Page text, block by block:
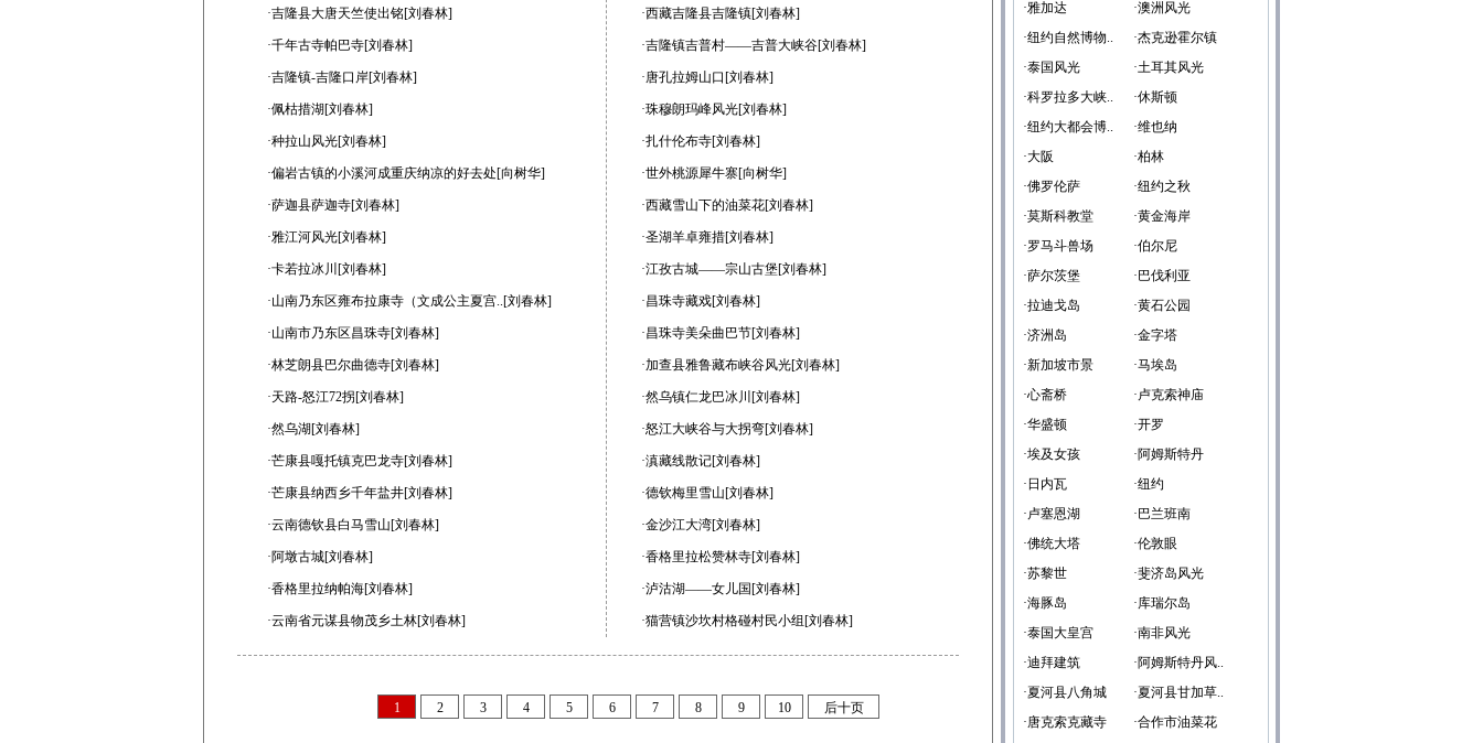
·吉隆县大唐天竺使出铭[刘春林]
·千年古寺帕巴寺[刘春林]
·吉隆镇-吉隆口岸[刘春林]
·佩枯措湖[刘春林]
·种拉山风光[刘春林]
·偏岩古镇的小溪河成重庆纳凉的好去处[向树华]
·萨迦县萨迦寺[刘春林]
·雅江河风光[刘春林]
·卡若拉冰川[刘春林]
·山南乃东区雍布拉康寺（文成公主夏宫..[刘春林]
·山南市乃东区昌珠寺[刘春林]
·林芝朗县巴尔曲德寺[刘春林]
·天路-怒江72拐[刘春林]
·然乌湖[刘春林]
·芒康县嘎托镇克巴龙寺[刘春林]
·芒康县纳西乡千年盐井[刘春林]
·云南德钦县白马雪山[刘春林]
·阿墩古城[刘春林]
·香格里拉纳帕海[刘春林]
·云南省元谋县物茂乡土林[刘春林]
·西藏吉隆县吉隆镇[刘春林]
·吉隆镇吉普村——吉普大峡谷[刘春林]
·唐孔拉姆山口[刘春林]
·珠穆朗玛峰风光[刘春林]
·扎什伦布寺[刘春林]
·世外桃源犀牛寨[向树华]
·西藏雪山下的油菜花[刘春林]
·圣湖羊卓雍措[刘春林]
·江孜古城——宗山古堡[刘春林]
·昌珠寺藏戏[刘春林]
·昌珠寺美朵曲巴节[刘春林]
·加查县雅鲁藏布峡谷风光[刘春林]
·然乌镇仁龙巴冰川[刘春林]
·怒江大峡谷与大拐弯[刘春林]
·滇藏线散记[刘春林]
·德钦梅里雪山[刘春林]
·金沙江大湾[刘春林]
·香格里拉松赞林寺[刘春林]
·泸沽湖——女儿国[刘春林]
·猫营镇沙坎村格碰村民小组[刘春林]
1 2 3 4 5 6 7 8 9 10 后十页
·雅加达
·澳洲风光
·纽约自然博物..
·杰克逊霍尔镇
·泰国风光
·土耳其风光
·科罗拉多大峡..
·休斯顿
·纽约大都会博..
·维也纳
·大阪
·柏林
·佛罗伦萨
·纽约之秋
·莫斯科教堂
·黄金海岸
·罗马斗兽场
·伯尔尼
·萨尔茨堡
·巴伐利亚
·拉迪戈岛
·黄石公园
·济洲岛
·金字塔
·新加坡市景
·马埃岛
·心斋桥
·卢克索神庙
·华盛顿
·开罗
·埃及女孩
·阿姆斯特丹
·日内瓦
·纽约
·卢塞恩湖
·巴兰班南
·佛统大塔
·伦敦眼
·苏黎世
·斐济岛风光
·海豚岛
·库瑞尔岛
·泰国大皇宫
·南非风光
·迪拜建筑
·阿姆斯特丹风..
·夏河县八角城
·夏河县甘加草..
·唐克索克藏寺
·合作市油菜花